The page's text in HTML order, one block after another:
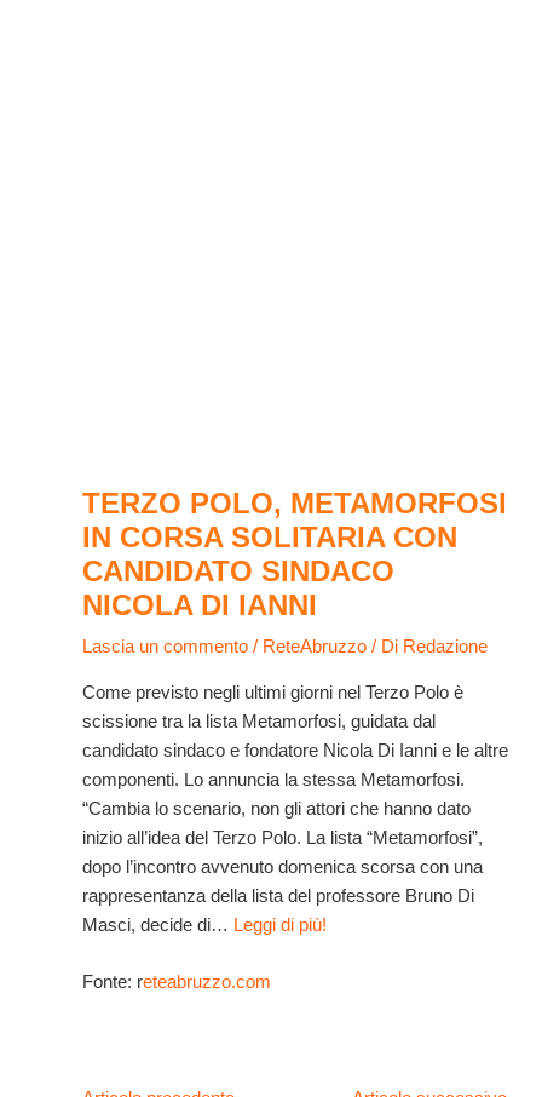
TERZO POLO, METAMORFOSI
IN CORSA SOLITARIA CON
CANDIDATO SINDACO
NICOLA DI IANNI
Lascia un commento / ReteAbruzzo/ Di Redazione
Come previsto negli ultimi giorni nel Terzo Polo è
scissione tra la lista Metamorfosi, guidata dal
candidato sindaco e fondatore Nicola Di Ianni e le altre
componenti. Lo annuncia la stessa Metamorfosi.
“Cambia lo scenario, non gli attori che hanno dato
inizio all’idea del Terzo Polo. La lista “Metamorfosi”,
dopo l’incontro avvenuto domenica scorsa con una
rappresentanza della lista del professore Bruno Di
Masci, decide di… Leggi di più!
Fonte: reteabruzzo.com